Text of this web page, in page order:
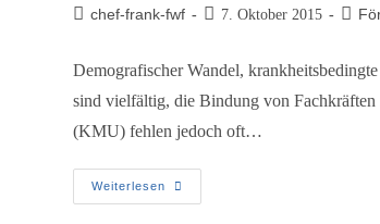
chef-frank-fwf 7. Oktober 2015
Demografischer Wandel,
sind vielfältig, die Bindung von
(KMU) fehlen jedoch oft…
Weiterlesen